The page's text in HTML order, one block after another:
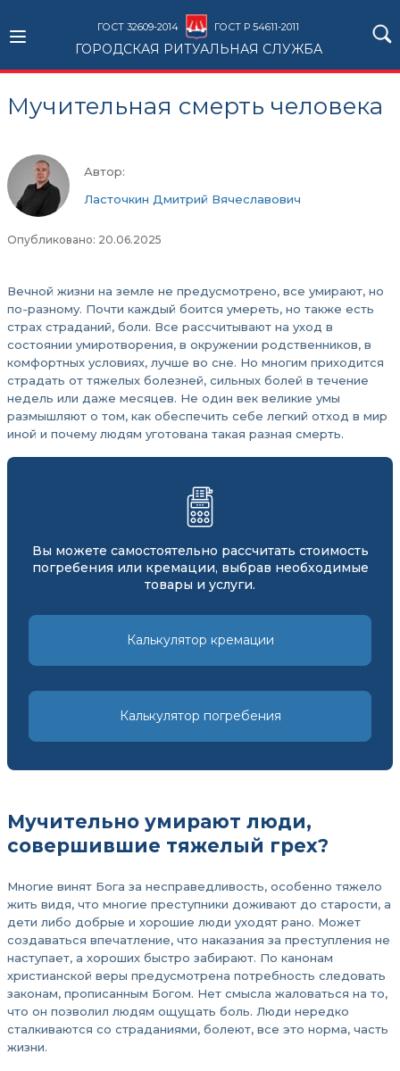
ГОСТ 32609-2014 ГОСТ Р 54611-2011
ГОРОДСКАЯ РИТУАЛЬНАЯ СЛУЖБА
Мучительная смерть человека
Автор:
Ласточкин Дмитрий Вячеславович
Опубликовано: 20.06.2025
Вечной жизни на земле не предусмотрено, все умирают, но
по-разному. Почти каждый боится умереть, но также есть
страх страданий, боли. Все рассчитывают на уход в
состоянии умиротворения, в окружении родственников, в
комфортных условиях, лучше во сне. Но многим приходится
страдать от тяжелых болезней, сильных болей в течение
недель или даже месяцев. Не один век великие умы
размышляют о том, как обеспечить себе легкий отход в мир
иной и почему людям уготована такая разная смерть.
Вы можете самостоятельно рассчитать стоимость
погребения или кремации, выбрав необходимые
товары и услуги.
Калькулятор кремации
Калькулятор погребения
Мучительно умирают люди,
совершившие тяжелый грех?
Многие винят Бога за несправедливость, особенно тяжело
жить видя, что многие преступники доживают до старости, а
дети либо добрые и хорошие люди уходят рано. Может
создаваться впечатление, что наказания за преступления не
наступает, а хороших быстро забирают. По канонам
христианской веры предусмотрена потребность следовать
законам, прописанным Богом. Нет смысла жаловаться на то,
что он позволил людям ощущать боль. Люди нередко
сталкиваются со страданиями, болеют, все это норма, часть
жизни.